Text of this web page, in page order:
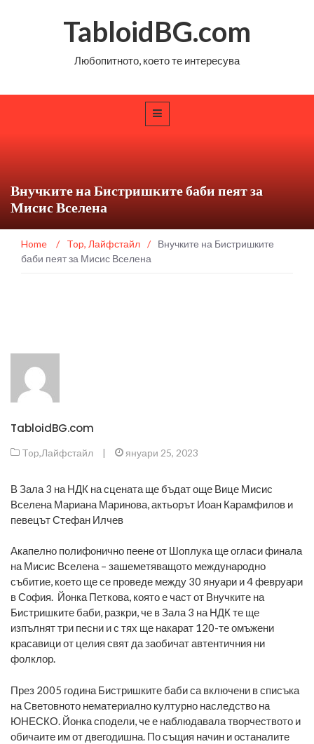
TabloidBG.com
Любопитното, което те интересува
Внучките на Бистришките баби пеят за
Мисис Вселена
Home / Top, Лайфстайл /
Внучките на Бистришките
баби пеят за Мисис Вселена
TabloidBG.com
Top,Лайфстайл | януари 25, 2023
В Зала 3 на НДК на сцената ще бъдат още Вице Мисис
Вселена Мариана Маринова, актьорът Иоан Карамфилов и
певецът Стефан Илчев
Акапелно полифонично пеене от Шоплука ще огласи финала
на Мисис Вселена – зашеметяващото международно
събитие, което ще се проведе между 30 януари и 4 февруари
в София. Йонка Петкова, която е част от Внучките на
Бистришките баби, разкри, че в Зала 3 на НДК те ще
изпълнят три песни и с тях ще накарат 120-те омъжени
красавици от целия свят да заобичат автентичния ни
фолклор.
През 2005 година Бистришките баби са включени в списъка
на Световното нематериално културно наследство на
ЮНЕСКО. Йонка сподели, че е наблюдавала творчеството и
обичаите им от двегодишна. По същия начин и останалите